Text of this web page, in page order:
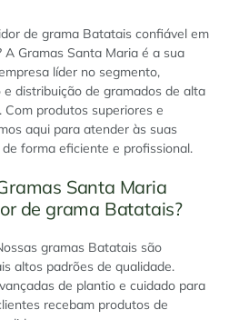
de grama Batatais confiável em
A Gramas Santa Maria é a sua
líder no segmento,
distribuição de gramados de alta
produtos superiores e
aqui para atender às suas
forma eficiente e profissional.
Santa Maria
de grama Batatais?
gramas Batatais são
altos padrões de qualidade.
de plantio e cuidado para
recebam produtos de